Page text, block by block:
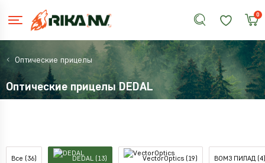
0
Оптические прицелы
Оптические прицелы DEDAL
Все (36) DEDAL (13) VectorOptics (19) ВОМЗ ПИЛАД (4)